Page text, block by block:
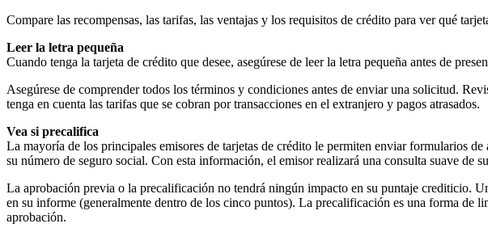
Compare las recompensas, las tarifas, las ventajas y los requisitos de crédito para ver qué
Leer la letra pequeña
Cuando tenga la tarjeta de crédito que desee, asegúrese de leer la letra pequeña antes de
Asegúrese de comprender todos los términos y condiciones antes de enviar una solicitud.
tenga en cuenta las tarifas que se cobran por transacciones en el extranjero y pagos atrasados.
Vea si precalifica
La mayoría de los principales emisores de tarjetas de crédito le permiten enviar formularios
su número de seguro social. Con esta información, el emisor realizará una consulta suave de
La aprobación previa o la precalificación no tendrá ningún impacto en su puntaje crediticio.
en su informe (generalmente dentro de los cinco puntos). La precalificación es una forma de
aprobación.